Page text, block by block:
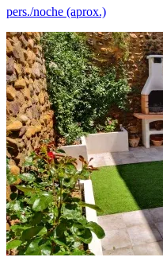
pers./noche (aprox.)